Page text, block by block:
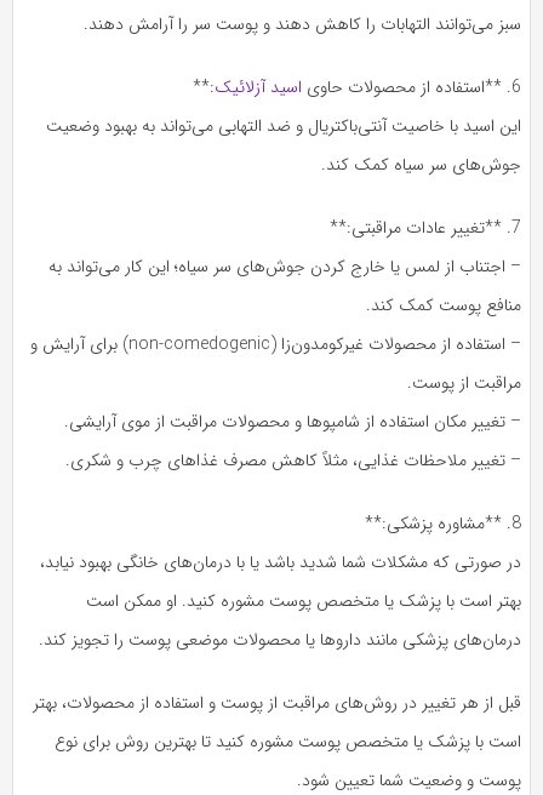
سبز می‌توانند التهابات را کاهش دهند و پوست سر را آرامش دهند.
6. **استفاده از محصولات حاوی اسید آزلائیک:**
این اسید با خاصیت آنتی‌باکتریال و ضد التهابی می‌تواند به بهبود وضعیت
جوش‌های سر سیاه کمک کند.
7. **تغییر عادات مراقبتی:**
– اجتناب از لمس یا خارج کردن جوش‌های سر سیاه؛ این کار می‌تواند به
منافع پوست کمک کند.
– استفاده از محصولات غیرکومدون‌زا (non-comedogenic) برای آرایش و
مراقبت از پوست.
– تغییر مکان استفاده از شامپوها و محصولات مراقبت از موی آرایشی.
– تغییر ملاحظات غذایی، مثلاً کاهش مصرف غذاهای چرب و شکری.
8. **مشاوره پزشکی:**
در صورتی که مشکلات شما شدید باشد یا با درمان‌های خانگی بهبود نیابد،
بهتر است با پزشک یا متخصص پوست مشوره کنید. او ممکن است
درمان‌های پزشکی مانند داروها یا محصولات موضعی پوست را تجویز کند.
قبل از هر تغییر در روش‌های مراقبت از پوست و استفاده از محصولات، بهتر
است با پزشک یا متخصص پوست مشوره کنید تا بهترین روش برای نوع
پوست و وضعیت شما تعیین شود.